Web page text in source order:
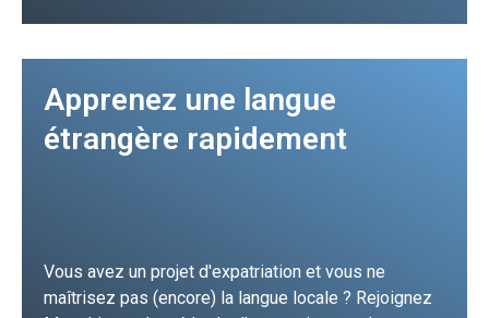
Apprenez une langue
étrangère rapidement
Vous avez un projet d'expatriation et vous ne
maîtrisez pas (encore) la langue locale ? Rejoignez